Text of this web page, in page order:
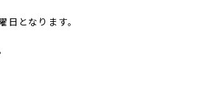
となります。